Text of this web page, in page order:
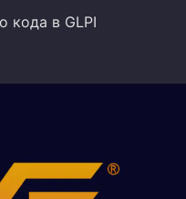
кода в GLPI